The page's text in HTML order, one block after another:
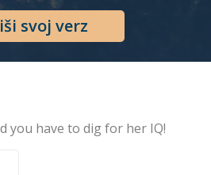
svoj verz
you have to dig for her IQ!